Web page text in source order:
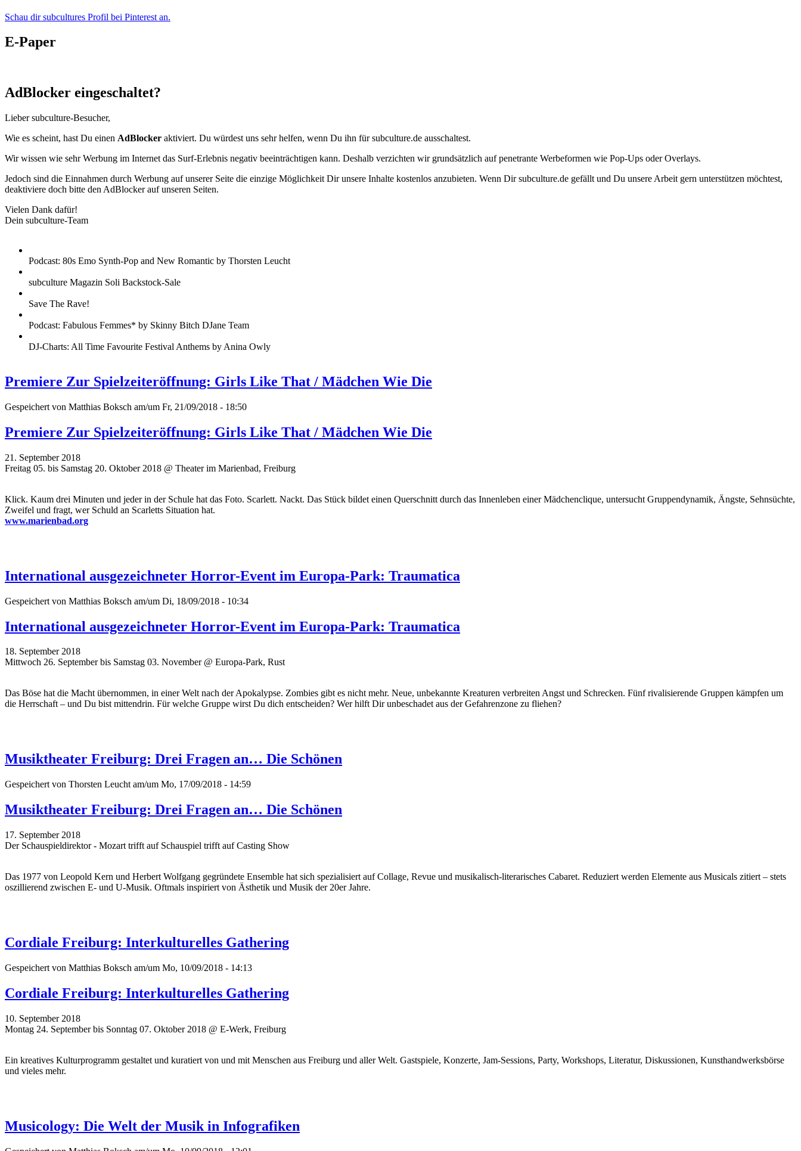
Schau dir subcultures Profil bei Pinterest an.
E-Paper
AdBlocker eingeschaltet?
Lieber subculture-Besucher,
Wie es scheint, hast Du einen AdBlocker aktiviert. Du würdest uns sehr helfen, wenn Du ihn für subculture.de ausschaltest.
Wir wissen wie sehr Werbung im Internet das Surf-Erlebnis negativ beeinträchtigen kann. Deshalb verzichten wir grundsätzlich auf penetrante Werbeformen wie Pop-Ups oder Overlays.
Jedoch sind die Einnahmen durch Werbung auf unserer Seite die einzige Möglichkeit Dir unsere Inhalte kostenlos anzubieten. Wenn Dir subculture.de gefällt und Du unsere Arbeit gern unterstützen möchtest,
deaktiviere doch bitte den AdBlocker auf unseren Seiten.
Vielen Dank dafür!
Dein subculture-Team
Podcast: 80s Emo Synth-Pop and New Romantic by Thorsten Leucht
subculture Magazin Soli Backstock-Sale
Save The Rave!
Podcast: Fabulous Femmes* by Skinny Bitch DJane Team
DJ-Charts: All Time Favourite Festival Anthems by Anina Owly
Premiere Zur Spielzeiteröffnung: Girls Like That / Mädchen Wie Die
Gespeichert von Matthias Boksch am/um Fr, 21/09/2018 - 18:50
Premiere Zur Spielzeiteröffnung: Girls Like That / Mädchen Wie Die
21. September 2018
Freitag 05. bis Samstag 20. Oktober 2018 @ Theater im Marienbad, Freiburg
Klick. Kaum drei Minuten und jeder in der Schule hat das Foto. Scarlett. Nackt. Das Stück bildet einen Querschnitt durch das Innenleben einer Mädchenclique, untersucht Gruppendynamik, Ängste, Sehnsüchte,
Zweifel und fragt, wer Schuld an Scarletts Situation hat.
www.marienbad.org
International ausgezeichneter Horror-Event im Europa-Park: Traumatica
Gespeichert von Matthias Boksch am/um Di, 18/09/2018 - 10:34
International ausgezeichneter Horror-Event im Europa-Park: Traumatica
18. September 2018
Mittwoch 26. September bis Samstag 03. November @ Europa-Park, Rust
Das Böse hat die Macht übernommen, in einer Welt nach der Apokalypse. Zombies gibt es nicht mehr. Neue, unbekannte Kreaturen verbreiten Angst und Schrecken. Fünf rivalisierende Gruppen kämpfen um
die Herrschaft – und Du bist mittendrin. Für welche Gruppe wirst Du dich entscheiden? Wer hilft Dir unbeschadet aus der Gefahrenzone zu fliehen?
Musiktheater Freiburg: Drei Fragen an… Die Schönen
Gespeichert von Thorsten Leucht am/um Mo, 17/09/2018 - 14:59
Musiktheater Freiburg: Drei Fragen an… Die Schönen
17. September 2018
Der Schauspieldirektor - Mozart trifft auf Schauspiel trifft auf Casting Show
Das 1977 von Leopold Kern und Herbert Wolfgang gegründete Ensemble hat sich spezialisiert auf Collage, Revue und musikalisch-literarisches Cabaret. Reduziert werden Elemente aus Musicals zitiert – stets
oszillierend zwischen E- und U-Musik. Oftmals inspiriert von Ästhetik und Musik der 20er Jahre.
Cordiale Freiburg: Interkulturelles Gathering
Gespeichert von Matthias Boksch am/um Mo, 10/09/2018 - 14:13
Cordiale Freiburg: Interkulturelles Gathering
10. September 2018
Montag 24. September bis Sonntag 07. Oktober 2018 @ E-Werk, Freiburg
Ein kreatives Kulturprogramm gestaltet und kuratiert von und mit Menschen aus Freiburg und aller Welt. Gastspiele, Konzerte, Jam-Sessions, Party, Workshops, Literatur, Diskussionen, Kunsthandwerksbörse
und vieles mehr.
Musicology: Die Welt der Musik in Infografiken